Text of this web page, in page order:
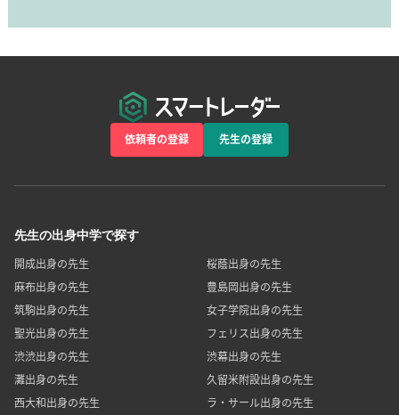
依頼者の登録 先生の登録
先生の出身中学で探す
開成出身の先生
桜蔭出身の先生
麻布出身の先生
豊島岡出身の先生
筑駒出身の先生
女子学院出身の先生
聖光出身の先生
フェリス出身の先生
渋渋出身の先生
渋幕出身の先生
灘出身の先生
久留米附設出身の先生
西大和出身の先生
ラ・サール出身の先生